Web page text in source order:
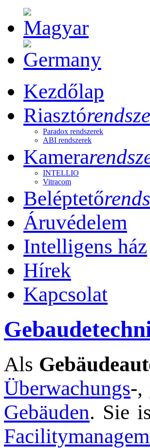
Kezdőlap
Riasztó
Paradox rendszerek
ABI rendszerek
Kamera
INTELLIO
Vitracom
Beléptető
Áruvédelem
Intelligens ház
Hírek
Kapcsolat
Als
Überwachungs-,
Gebäuden. Sie